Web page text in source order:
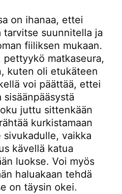
on ihanaa, ettei
tarvitse suunnitella ja
fiiliksen mukaan.
pettyykö matkaseura,
kuten oli etukäteen
voi päättää, ettei
sisäänpääsystä
juttu sittenkään
kurkistamaan
vaikka
kävellä katua
luokse. Voi myös
haluakaan tehdä
on täysin okei.